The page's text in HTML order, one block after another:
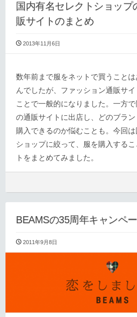
国内有名セレクトショップ
販サイトのまとめ
2013年11月6日
数年前まで服をネットで買うこと
んでしたが、ファッション通販サ
ことで一般的になりました。一方
の通販サイトに出店し、どのブラ
購入できるのか悩むことも。今回
ショップに絞って、服を購入する
トをまとめてみました。
BEAMSの35周年キャンペ
2011年9月8日